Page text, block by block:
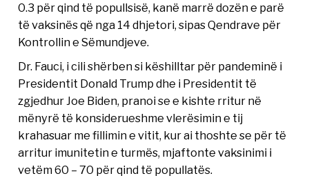
0.3 për qind të popullsisë, kanë marrë dozën e parë
të vaksinës që nga 14 dhjetori, sipas Qendrave për
Kontrollin e Sëmundjeve.
Dr. Fauci, i cili shërben si këshilltar për pandeminë i
Presidentit Donald Trump dhe i Presidentit të
zgjedhur Joe Biden, pranoi se e kishte rritur në
mënyrë të konsiderueshme vlerësimin e tij
krahasuar me fillimin e vitit, kur ai thoshte se për të
arritur imunitetin e turmës, mjaftonte vaksinimi i
vetëm 60 – 70 për qind të popullatës.